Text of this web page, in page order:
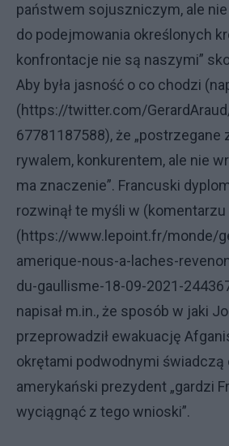
państwem sojuszniczym, ale
do podejmowania określonych
konfrontacje nie są naszymi”
Aby była jasność o co chodzi
(https://twitter.com/
67781187588), że „postrzegane
rywalem, konkurentem, ale nie
ma znaczenie”. Francuski
rozwinął te myśli w (komentarzu
(https://www.lepoint.fr/monde/
amerique-nous-a-laches-
du-gaullisme-18-09-2021-
napisał m.in., że sposób w jaki
przeprowadził ewakuację
okrętami podwodnymi świadczą
amerykański prezydent „gardzi
wyciągnąć z tego wnioski”.